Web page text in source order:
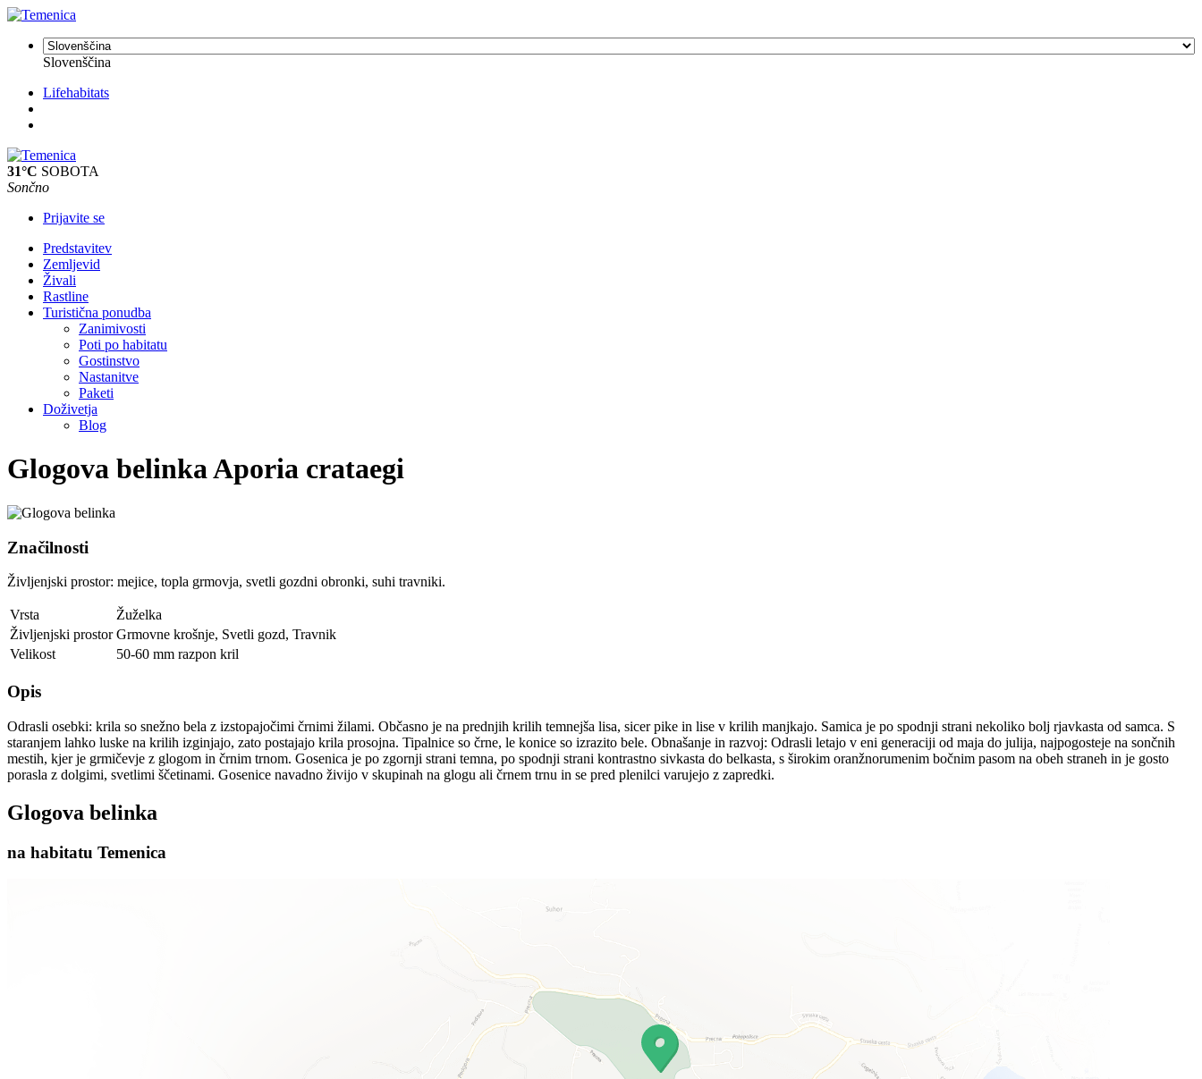
Slovenščina
Lifehabitats
31°C SOBOTA
Sončno
Prijavite se
Predstavitev
Zemljevid
Živali
Rastline
Turistična ponudba
Zanimivosti
Poti po habitatu
Gostinstvo
Nastanitve
Paketi
Doživetja
Blog
Glogova belinkaAporia crataegi
Značilnosti
Življenjski prostor: mejice, topla grmovja, svetli gozdni obronki, suhi travniki.
Vrsta
Žuželka
Življenjski prostor Grmovne krošnje, Svetli gozd, Travnik
Velikost
50-60 mm razpon kril
Opis
Odrasli osebki: krila so snežno bela z izstopajočimi črnimi žilami. Občasno je na prednjih krilih temnejša lisa, sicer pike in lise v krilih manjkajo. Samica je po spodnji strani nekoliko bolj rjavkasta od samca. S
staranjem lahko luske na krilih izginjajo, zato postajajo krila prosojna. Tipalnice so črne, le konice so izrazito bele. Obnašanje in razvoj: Odrasli letajo v eni generaciji od maja do julija, najpogosteje na sončnih
mestih, kjer je grmičevje z glogom in črnim trnom. Gosenica je po zgornji strani temna, po spodnji strani kontrastno sivkasta do belkasta, s širokim oranžnorumenim bočnim pasom na obeh straneh in je gosto
porasla z dolgimi, svetlimi ščetinami. Gosenice navadno živijo v skupinah na glogu ali črnem trnu in se pred plenilci varujejo z zapredki.
Glogova belinka
na habitatu Temenica